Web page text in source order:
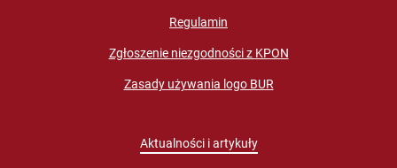
Regulamin
Zgłoszenie niezgodności z KPON
Zasady używania logo BUR
Aktualności i artykuły